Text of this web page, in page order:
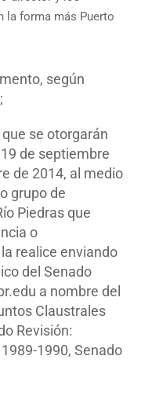
la forma más Puerto
según
se otorgarán
de septiembre
de 2014, al medio
grupo de
Piedras que
o
realice enviando
del Senado
a nombre del
Claustrales
Revisión:
1990, Senado